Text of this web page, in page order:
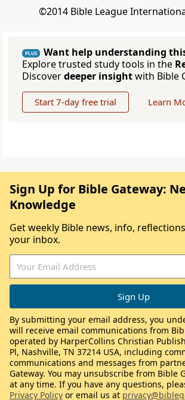
©2014 Bible League
PLUS
Want help understanding
Explore trusted study tools in the
Discoverdeeper insightwith Bible
Start 7-day free trial Learn
Sign Up for Bible Gateway:
Knowledge
Get weekly Bible news, info,
your inbox.
By submitting your email address, you
will receive email communications from
operated by HarperCollins Christian
Pl, Nashville, TN 37214 USA, including
communications and messages from
Gateway. You may unsubscribe from Bible
at any time. If you have any questions,
Privacy Policy or email us at